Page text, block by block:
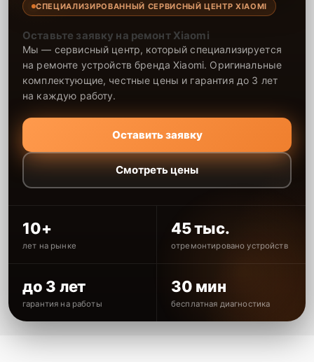
СПЕЦИАЛИЗИРОВАННЫЙ СЕРВИСНЫЙ ЦЕНТР XIAOMI
Оставьте заявку на ремонт Xiaomi
Мы — сервисный центр, который специализируется
на ремонте устройств бренда Xiaomi. Оригинальные
комплектующие, честные цены и гарантия до 3 лет
на каждую работу.
Оставить заявку
Смотреть цены
10+
лет на рынке
45 тыс.
отремонтировано устройств
до 3 лет
гарантия на работы
30 мин
бесплатная диагностика